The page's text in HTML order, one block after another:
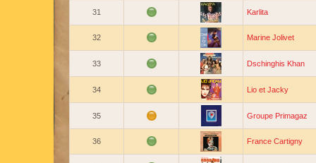
31 Karlita
32 Marine Jolivet
33 Dschinghis Khan
34 Lio et Jacky
35 Groupe Primagaz
36 France Cartigny